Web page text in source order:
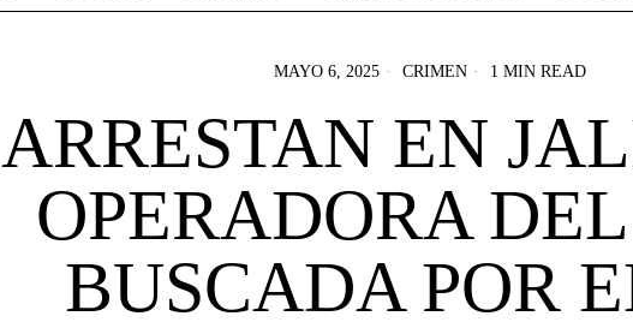
MAYO 6, 2025 CRIMEN 1 MIN READ
ARRESTAN EN
OPERADORA
BUSCADA POR